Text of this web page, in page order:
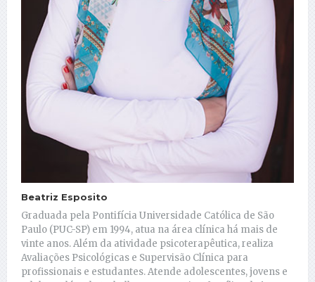
Beatriz Esposito
Graduada pela Pontifícia Universidade Católica de São
Paulo (PUC-SP) em 1994, atua na área clínica há mais de
vinte anos. Além da atividade psicoterapêutica, realiza
Avaliações Psicológicas e Supervisão Clínica para
profissionais e estudantes. Atende adolescentes, jovens e